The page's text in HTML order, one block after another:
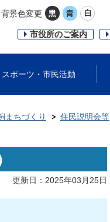
背景色変更
市役所のご案内
ポーツ・市民活動
まちづくり 住民説明会等
更新日：2025年03月25日